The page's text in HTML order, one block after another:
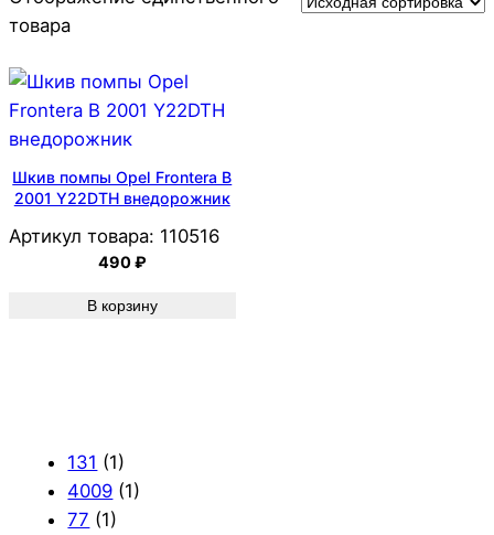
товара
Шкив помпы Opel Frontera B
2001 Y22DTH внедорожник
Артикул товара: 110516
490₽
В корзину
131 (1)
4009 (1)
77 (1)